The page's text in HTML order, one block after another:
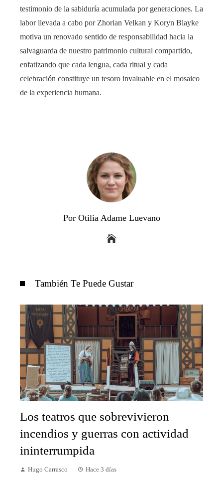
testimonio de la sabiduría acumulada por generaciones. La
labor llevada a cabo por Zhorian Velkan y Koryn Blayke
motiva un renovado sentido de responsabilidad hacia la
salvaguarda de nuestro patrimonio cultural compartido,
enfatizando que cada lengua, cada ritual y cada
celebración constituye un tesoro invaluable en el mosaico
de la experiencia humana.
Por Otilia Adame Luevano
También Te Puede Gustar
Los teatros que sobrevivieron
incendios y guerras con actividad
ininterrumpida
Hugo Carrasco Hace 3 días